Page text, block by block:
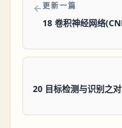
更新一篇
18 卷积神经网络
20 目标检测与识别之